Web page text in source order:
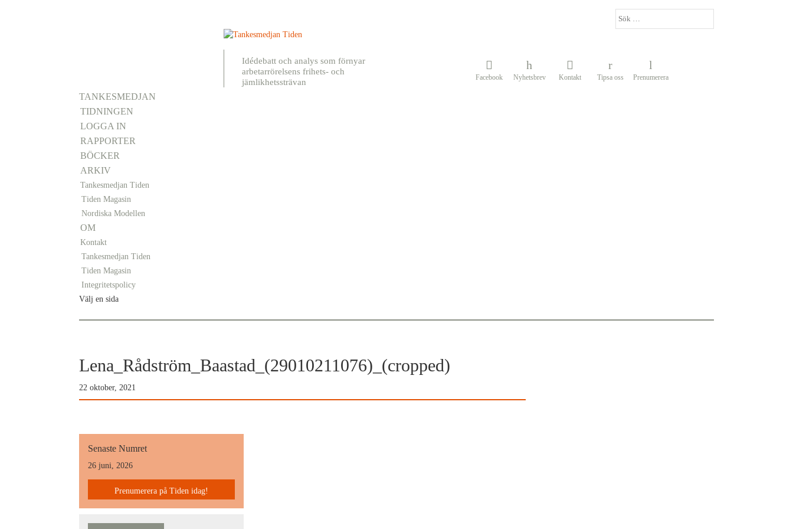
Idédebatt och analys som förnyar
arbetarrörelsens frihets- och
jämlikhetssträvan
Facebook Nyhetsbrev Kontakt Tipsa oss Prenumerera
TANKESMEDJAN
TIDNINGEN
LOGGA IN
RAPPORTER
BÖCKER
ARKIV
Tankesmedjan Tiden
Tiden Magasin
Nordiska Modellen
OM
Kontakt
Tankesmedjan Tiden
Tiden Magasin
Integritetspolicy
Välj en sida
Lena_Rådström_Baastad_(29010211076)_(cropped)
22 oktober, 2021
Senaste Numret
26 juni, 2026
Prenumerera på Tiden idag!